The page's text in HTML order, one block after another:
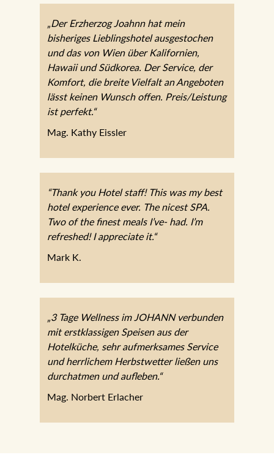
„Der Erzherzog Joahnn hat mein
bisheriges Lieblingshotel ausgestochen
und das von Wien über Kalifornien,
Hawaii und Südkorea. Der Service, der
Komfort, die breite Vielfalt an Angeboten
lässt keinen Wunsch offen.
Mag. Kathy Eissler
“Thank you Hotel staff! This was my best
hotel experience ever. The nicest SPA.
Two of the finest meals I’ve- had. I’m
„3 Tage Wellness im JOHANN
verbunden mit erstklassigen Speisen aus
der Hotelküche, sehr aufmerksames
Service und herrlichem Herbstwetter